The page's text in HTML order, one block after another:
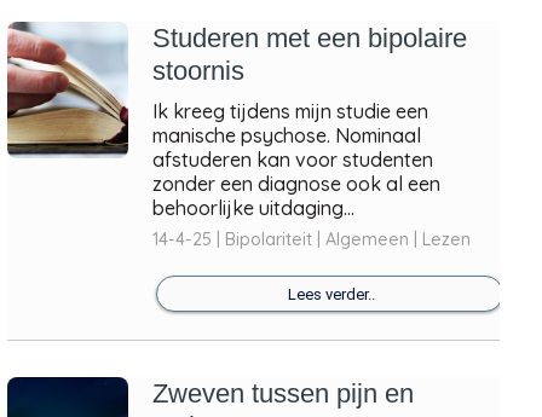
Studeren met een bipolaire
stoornis
Ik kreeg tijdens mijn studie een
manische psychose. Nominaal
afstuderen kan voor studenten
zonder een diagnose ook al een
behoorlijke uitdaging...
14-4-25 | Bipolariteit | Algemeen | Lezen
Lees verder..
Zweven tussen pijn en